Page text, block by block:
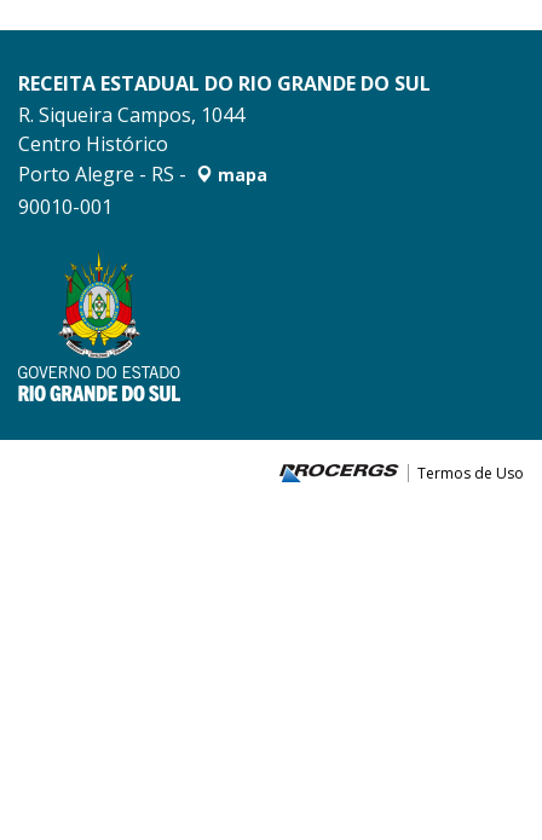
RECEITA ESTADUAL DO RIO GRANDE DO SUL
R. Siqueira Campos, 1044
Centro Histórico
Porto Alegre - RS -
mapa
90010-001
Termos de Uso